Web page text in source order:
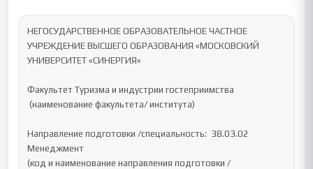
НЕГОСУДАРСТВЕННОЕ ОБРАЗОВАТЕЛЬНОЕ ЧАСТНОЕ
УЧРЕЖДЕНИЕ ВЫСШЕГО ОБРАЗОВАНИЯ «МОСКОВСКИЙ
УНИВЕРСИТЕТ «СИНЕРГИЯ»
Факультет Туризма и индустрии гостеприимства
(наименование факультета/ института)
Направление подготовки /специальность:  38.03.02
Менеджмент
(код и наименование направления подготовки /